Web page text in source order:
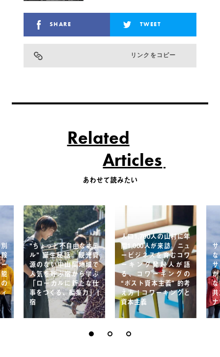
SHARE TWEET
リンクをコピー
Related
Articles
あわせて読みたい
“ちょっと不自由なホテ
ル” 誕生秘話。観光資
源のない中山間地域で
人気を呼ぶ宿から学ぶ
「ローカルに新たな仕
事をつくる、編集力」 |
宿
人口1,700人の山村に年
間1,000人が来訪。ニュ
ービジネスを育むコワ
ーキング発起人が語
る、コワーキングの
“ポスト資本主義” 的考
え方 | コワーキングと
資本主義